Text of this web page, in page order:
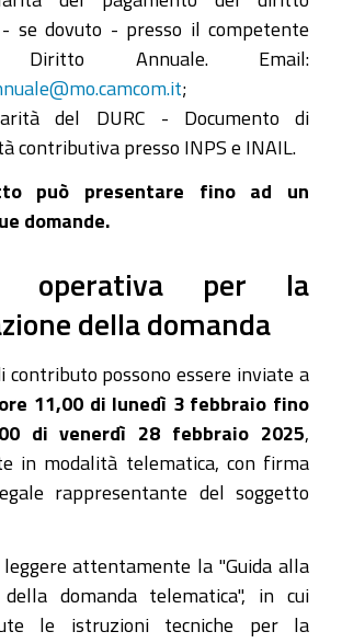
- se dovuto - presso il competente
Diritto Annuale. Email:
;
del DURC - Documento di
contributiva presso INPS e INAIL.
può presentare fino ad un
domande.
operativa per la
della domanda
contributo possono essere inviate a
11,00 di lunedì 3 febbraio fino
di venerdì 28 febbraio 2025
in modalità telematica, con firma
rappresentante del soggetto
leggere attentamente la "Guida alla
della domanda telematica", in cui
le istruzioni tecniche per la